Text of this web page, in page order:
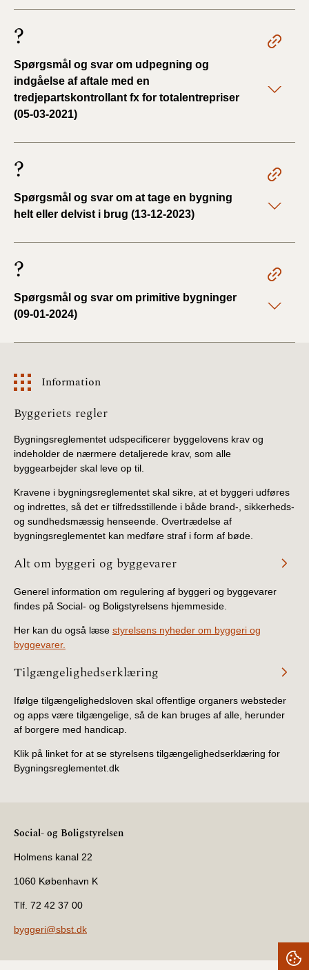
?
Spørgsmål og svar om udpegning og
indgåelse af aftale med en
tredjepartskontrollant fx for totalentrepriser
(05-03-2021)
?
Spørgsmål og svar om at tage en bygning
helt eller delvist i brug (13-12-2023)
?
Spørgsmål og svar om primitive bygninger
(09-01-2024)
Information
Information
Byggeriets regler
Bygningsreglementet udspecificerer byggelovens krav og
indeholder de nærmere detaljerede krav, som alle
byggearbejder skal leve op til.
Kravene i bygningsreglementet skal sikre, at et byggeri udføres
og indrettes, så det er tilfredsstillende i både brand-, sikkerheds-
og sundhedsmæssig henseende. Overtrædelse af
bygningsreglementet kan medføre straf i form af bøde.
Alt om byggeri og byggevarer
Generel information om regulering af byggeri og byggevarer
findes på Social- og Boligstyrelsens hjemmeside.
Her kan du også læse styrelsens nyheder om byggeri og
byggevarer.
Tilgængelighedserklæring
Ifølge tilgængelighedsloven skal offentlige organers websteder
og apps være tilgængelige, så de kan bruges af alle, herunder
af borgere med handicap.
Klik på linket for at se styrelsens tilgængelighedserklæring for
Bygningsreglementet.dk
Social- og Boligstyrelsen
Holmens kanal 22
1060 København K
Tlf. 72 42 37 00
byggeri@sbst.dk